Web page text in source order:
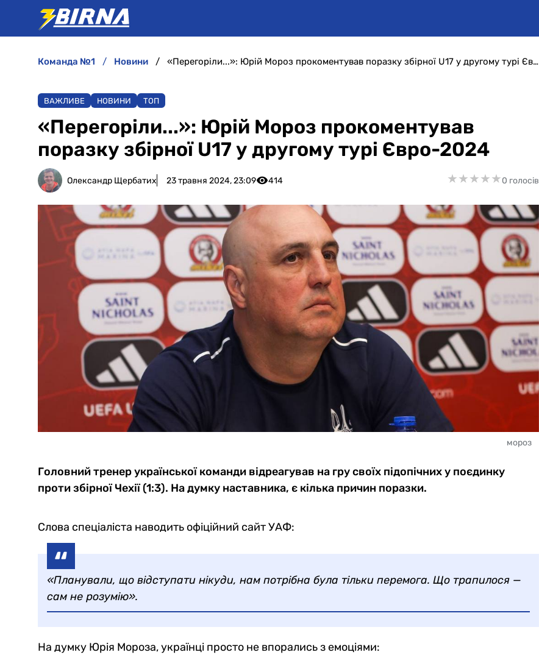
команда №1 новини «Перегоріли...»: Юрій Мороз прокоментував поразку збірної U17 у другому турі Євро-2024
ВАЖЛИВЕ НОВИНИ ТОП
«Перегоріли...»: Юрій Мороз прокоментував
поразку збірної U17 у другому турі Євро-2024
Олександр Щербатих 23 травня 2024, 23:09 414 ★★★★★
★★★★★0 голосів
мороз
Головний тренер української команди відреагував на гру своїх підопічних у поєдинку
проти збірної Чехії (1:3). На думку наставника, є кілька причин поразки.
Слова спеціаліста наводить офіційний сайт УАФ:
«Планували, що відступати нікуди, нам потрібна була тільки перемога. Що трапилося —
сам не розумію».
На думку Юрія Мороза, українці просто не впорались з емоціями: